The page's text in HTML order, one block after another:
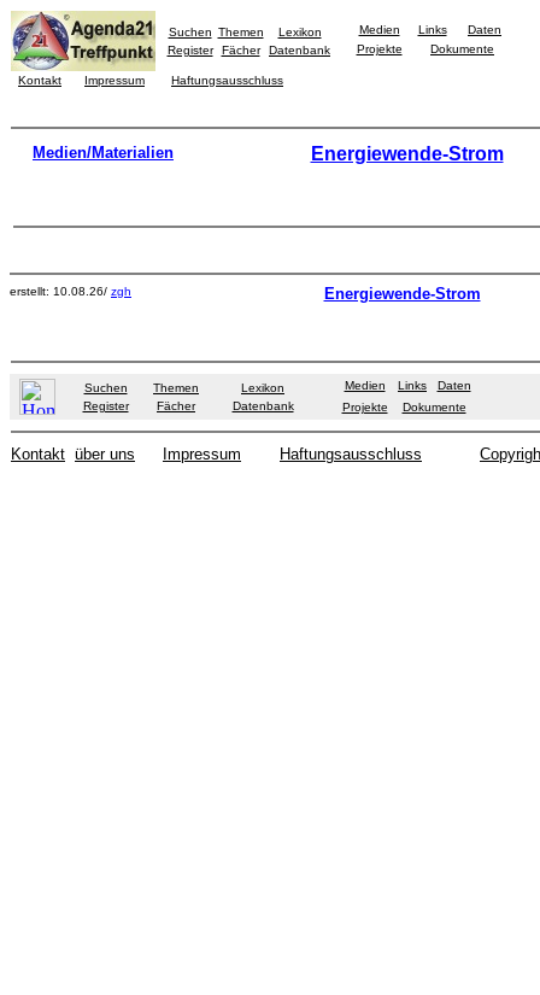
Suchen Themen
Lexikon
Register
Fächer Datenbank
Medien Links
Daten
Projekte
Dokumente
Kontakt Impressum Haftungsausschluss
Medien/Materialien Energiewende-Strom
erstellt: 10.08.26/ zgh Energiewende-Strom
Suchen Themen
Lexikon
Register
Fächer Datenbank
Medien Links
Daten
Projekte
Dokumente
Kontakt über uns Impressum Haftungsausschluss